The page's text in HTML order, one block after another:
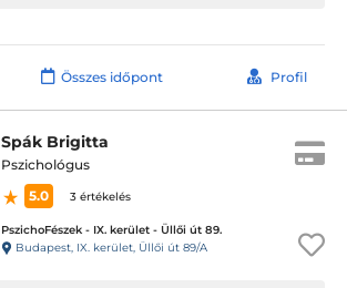
Összes időpont Profil
Spák Brigitta
Pszichológus
5.0
3 értékelés
PszichoFészek - IX. kerület - Üllői út 89.
Budapest, IX. kerület, Üllői út 89/A